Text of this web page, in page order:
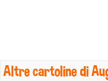
Altre cartoline di